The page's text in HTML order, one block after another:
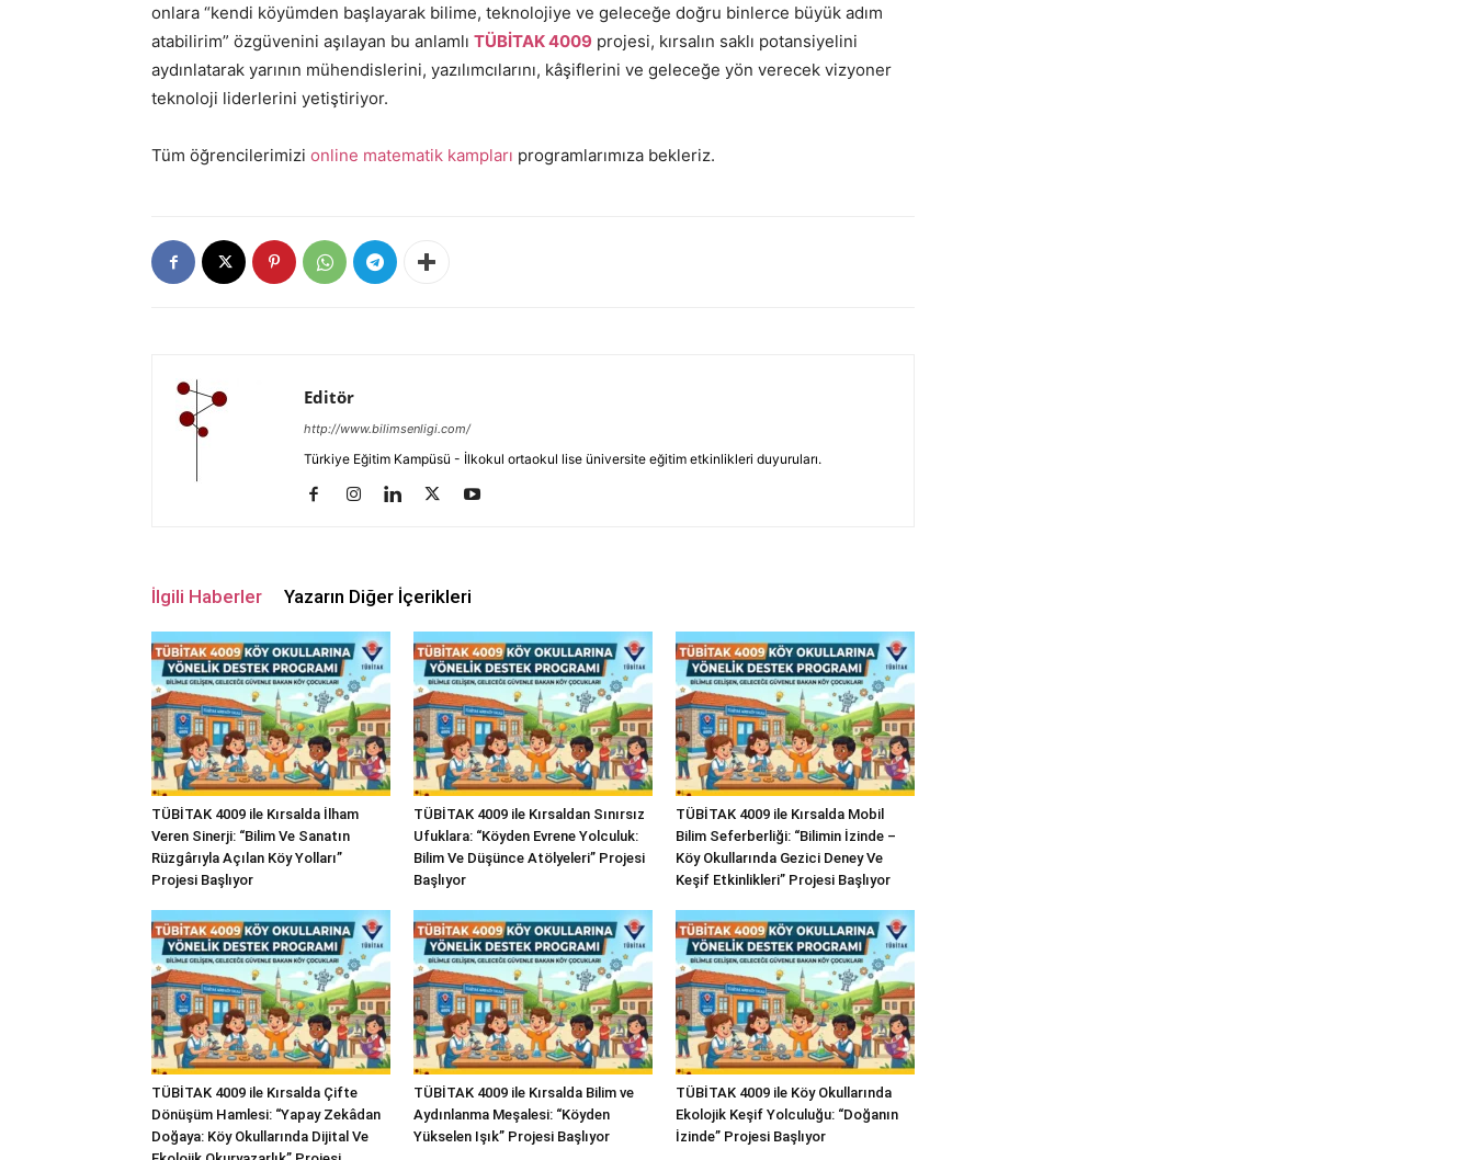
onlara “kendi köyümden başlayarak bilime, teknolojiye ve geleceğe doğru binlerce büyük adım
atabilirim” özgüvenini aşılayan bu anlamlı TÜBİTAK 4009 projesi, kırsalın saklı potansiyelini
aydınlatarak yarının mühendislerini, yazılımcılarını, kâşiflerini ve geleceğe yön verecek vizyoner
teknoloji liderlerini yetiştiriyor.
Tüm öğrencilerimizi online matematik kampları programlarımıza bekleriz.
Editör
http://www.bilimsenligi.com/
Türkiye Eğitim Kampüsü - İlkokul ortaokul lise üniversite eğitim etkinlikleri duyuruları.
İlgili Haberler Yazarın Diğer İçerikleri
TÜBİTAK 4009 ile Kırsalda İlham
Veren Sinerji: “Bilim Ve Sanatın
Rüzgârıyla Açılan Köy Yolları”
Projesi Başlıyor
TÜBİTAK 4009 ile Kırsaldan Sınırsız
Ufuklara: “Köyden Evrene Yolculuk:
Bilim Ve Düşünce Atölyeleri” Projesi
Başlıyor
TÜBİTAK 4009 ile Kırsalda Mobil
Bilim Seferberliği: “Bilimin İzinde –
Köy Okullarında Gezici Deney Ve
Keşif Etkinlikleri” Projesi Başlıyor
TÜBİTAK 4009 ile Kırsalda Çifte
Dönüşüm Hamlesi: “Yapay Zekâdan
Doğaya: Köy Okullarında Dijital Ve
TÜBİTAK 4009 ile Kırsalda Bilim ve
Aydınlanma Meşalesi: “Köyden
Yükselen Işık” Projesi Başlıyor
TÜBİTAK 4009 ile Köy Okullarında
Ekolojik Keşif Yolculuğu: “Doğanın
İzinde” Projesi Başlıyor